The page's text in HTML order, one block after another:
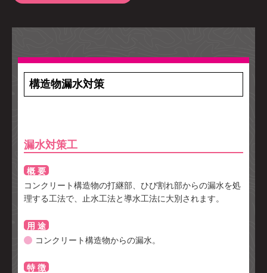
構造物漏水対策
漏水対策工
概 要
コンクリート構造物の打継部、ひび割れ部からの漏水を処
理する工法で、止水工法と導水工法に大別されます。
用 途
コンクリート構造物からの漏水。
特 徴